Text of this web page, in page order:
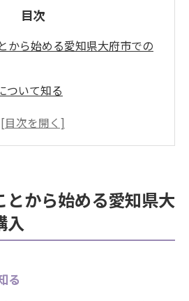
目次
から始める愛知県大府市での
ついて知る
的な特性を理解する
と保管方法
向を読み解く貴金属の魅力
属需要と供給
とから始める愛知県大
入
る